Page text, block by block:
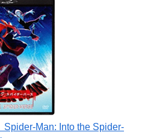
Spider-Man: Into the Spider-